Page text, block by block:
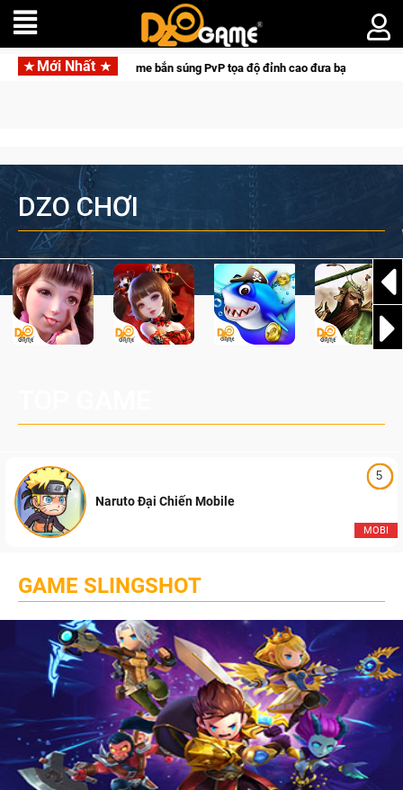
Mới Nhất
Game bắn súng PvP tọa độ đỉnh cao đưa bạn vào các chiến dịch lịch
DZO CHƠI
5
MOBI
Naruto Đại Chiến Mobile
GAME SLINGSHOT